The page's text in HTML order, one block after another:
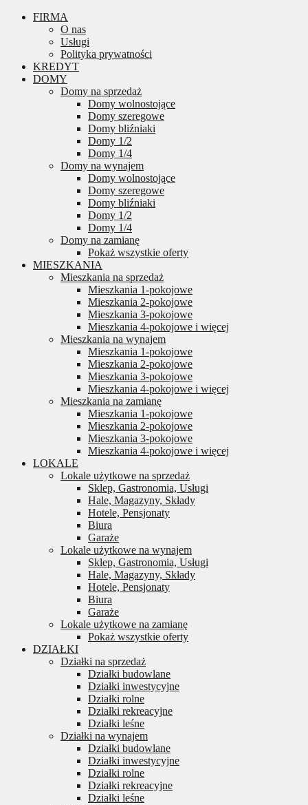
FIRMA
O nas
Usługi
Polityka prywatności
KREDYT
DOMY
Domy na sprzedaż
Domy wolnostojące
Domy szeregowe
Domy bliźniaki
Domy 1/2
Domy 1/4
Domy na wynajem
Domy wolnostojące
Domy szeregowe
Domy bliźniaki
Domy 1/2
Domy 1/4
Domy na zamianę
Pokaż wszystkie oferty
MIESZKANIA
Mieszkania na sprzedaż
Mieszkania 1-pokojowe
Mieszkania 2-pokojowe
Mieszkania 3-pokojowe
Mieszkania 4-pokojowe i więcej
Mieszkania na wynajem
Mieszkania 1-pokojowe
Mieszkania 2-pokojowe
Mieszkania 3-pokojowe
Mieszkania 4-pokojowe i więcej
Mieszkania na zamianę
Mieszkania 1-pokojowe
Mieszkania 2-pokojowe
Mieszkania 3-pokojowe
Mieszkania 4-pokojowe i więcej
LOKALE
Lokale użytkowe na sprzedaż
Sklep, Gastronomia, Usługi
Hale, Magazyny, Składy
Hotele, Pensjonaty
Biura
Garaże
Lokale użytkowe na wynajem
Sklep, Gastronomia, Usługi
Hale, Magazyny, Składy
Hotele, Pensjonaty
Biura
Garaże
Lokale użytkowe na zamianę
Pokaż wszystkie oferty
DZIAŁKI
Działki na sprzedaż
Działki budowlane
Działki inwestycyjne
Działki rolne
Działki rekreacyjne
Działki leśne
Działki na wynajem
Działki budowlane
Działki inwestycyjne
Działki rolne
Działki rekreacyjne
Działki leśne